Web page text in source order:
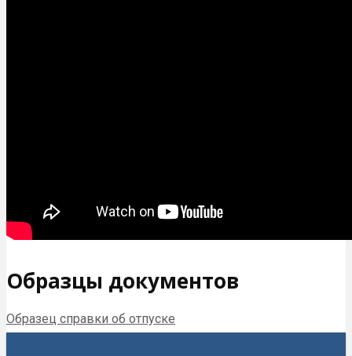
Образцы документов
Образец справки об отпуске